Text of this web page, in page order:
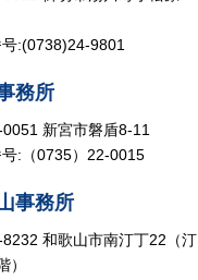
:(0738)24-9801
務所
新宮市磐盾8-11
号:（0735）22-0015
事務所
8232 和歌山市南汀丁22（汀
）